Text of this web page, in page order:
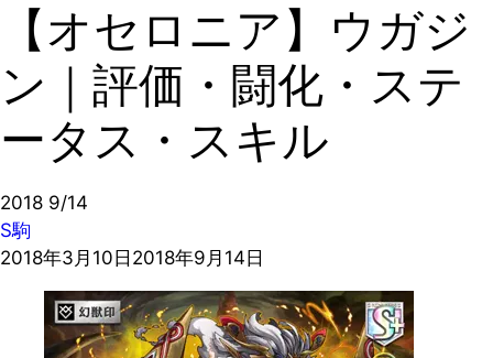
【オセロニア】ウガジ
ン｜評価・闘化・ステ
ータス・スキル
2018 9/14
S駒
2018年3月10日 2018年9月14日